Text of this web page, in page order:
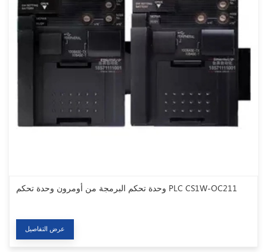
وحدة تحكم البرمجة من أومرون وحدة تحكم PLC CS1W-OC211
عرض التفاصيل